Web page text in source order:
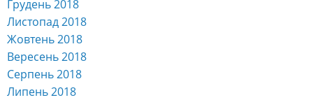
Грудень 2018
Листопад 2018
Жовтень 2018
Вересень 2018
Серпень 2018
Липень 2018